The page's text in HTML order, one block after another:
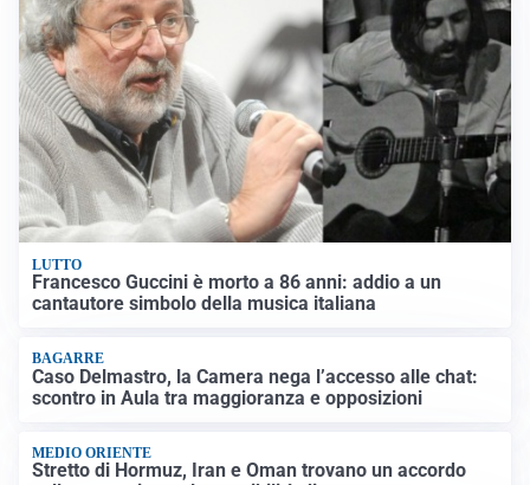
LUTTO
Francesco Guccini è morto a 86 anni: addio a un
cantautore simbolo della musica italiana
BAGARRE
Caso Delmastro, la Camera nega l’accesso alle chat:
scontro in Aula tra maggioranza e opposizioni
MEDIO ORIENTE
Stretto di Hormuz, Iran e Oman trovano un accordo